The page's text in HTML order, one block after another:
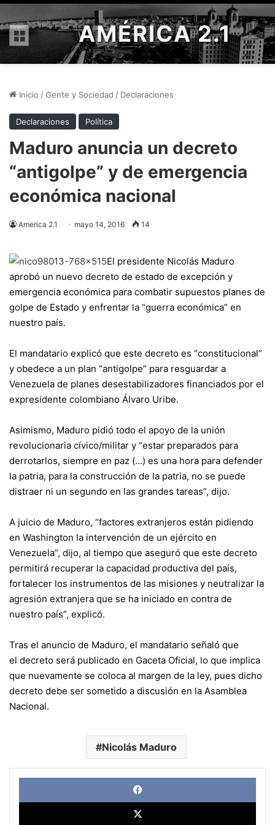
Menú AMÉRICA 2.1
Inicio /Gente y Sociedad / Declaraciones
Declaraciones Política
Maduro anuncia un decreto
“antigolpe” y de emergencia
económica nacional
America 2.1 mayo 14, 2016 14
El presidente Nicolás Maduro
aprobó un nuevo decreto de estado de excepción y
emergencia económica para combatir supuestos planes de
golpe de Estado y enfrentar la “guerra económica” en
nuestro país.
El mandatario explicó que este decreto es “constitucional”
y obedece a un plan “antigolpe” para resguardar a
Venezuela de planes desestabilizadores financiados por el
expresidente colombiano Álvaro Uribe.
Asimismo, Maduro pidió todo el apoyo de la unión
revolucionaria cívico/militar y “estar preparados para
derrotarlos, siempre en paz (…) es una hora para defender
la patria, para la construcción de la patria, no se puede
distraer ni un segundo en las grandes tareas”, dijo.
A juicio de Maduro, “factores extranjeros están pidiendo
en Washington la intervención de un ejército en
Venezuela”, dijo, al tiempo que aseguró que este decreto
permitirá recuperar la capacidad productiva del país,
fortalecer los instrumentos de las misiones y neutralizar la
agresión extranjera que se ha iniciado en contra de
nuestro país”, explicó.
Tras el anuncio de Maduro, el mandatario señaló que
el decreto será publicado en Gaceta Oficial, lo que implica
que nuevamente se coloca al margen de la ley, pues dicho
decreto debe ser sometido a discusión en la Asamblea
Nacional.
Nicolás Maduro
X